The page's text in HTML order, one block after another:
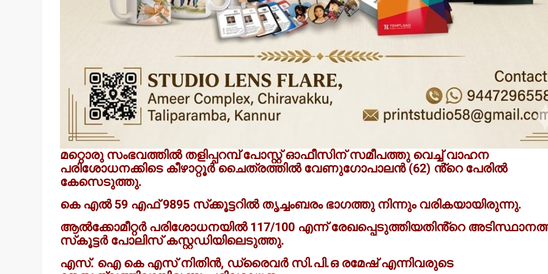
മറ്റൊരു സംഭവത്തിൽ തളിപ്പറമ്പ് പോസ്റ്റ് ഓഫീസിന് സമീപത്തു വെച്ച് വാഹന
പരിശോധനക്കിടെ കീഴാറ്റൂർ ചൈത്രത്തിൽ വേണുഗോപാലൻ (62) ൻ്റെ പേരിൽ
കേസെടുത്തു.
കെ എൽ 59 എഫ് 9895 സ്‌ക്കൂട്ടറിൽ തൃച്ചംബരം ഭാഗത്തു നിന്നും വരികയായിരുന്നു.
ആൽക്കോമീറ്റർ പരിശോധനയിൽ 117/100 എന്ന് രേഖപ്പെടുത്തിയതിൻ്റെ
സ്‌കൂട്ടർ പോലിസ് കസ്റ്റഡിയിലെടുത്തു.
എസ്. ഐ കെ എസ് നിതിൻ, ഡ്രൈവർ സി.പി.ഒ രമേഷ് എന്നിവരുടെ